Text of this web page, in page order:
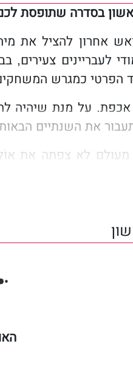
בסדרה שתופסת
אחרון להציל את
לעבריינים צעירים,
הפרטי כמגרש
על מנת שיהיה
את השנתיים
לא צפתה את
אליו.
אותה מעברה, או
תוכן למבוגרים, שפה
איתי מציג קו עלילה